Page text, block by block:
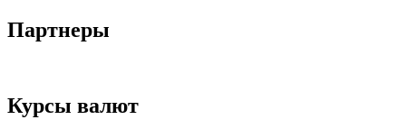
Партнеры
Курсы валют